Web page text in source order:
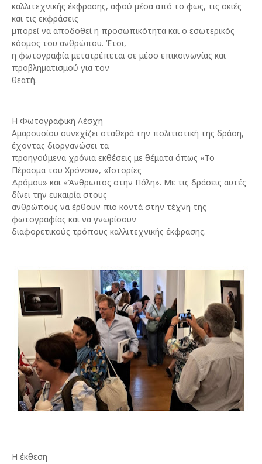
καλλιτεχνικής έκφρασης, αφού μέσα από το φως, τις σκιές
και τις εκφράσεις
μπορεί να αποδοθεί η προσωπικότητα και ο εσωτερικός
κόσμος του ανθρώπου. Έτσι,
η φωτογραφία μετατρέπεται σε μέσο επικοινωνίας και
προβληματισμού για τον
θεατή.
Η Φωτογραφική Λέσχη
Αμαρουσίου συνεχίζει σταθερά την πολιτιστική της δράση,
έχοντας διοργανώσει τα
προηγούμενα χρόνια εκθέσεις με θέματα όπως «Το
Πέρασμα του Χρόνου», «Ιστορίες
Δρόμου» και «Άνθρωπος στην Πόλη». Με τις δράσεις αυτές
δίνει την ευκαιρία στους
ανθρώπους να έρθουν πιο κοντά στην τέχνη της
φωτογραφίας και να γνωρίσουν
διαφορετικούς τρόπους καλλιτεχνικής έκφρασης.
Η έκθεση